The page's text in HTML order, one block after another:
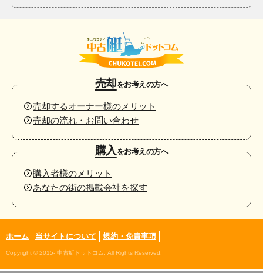
売却をお考えの方へ
売却するオーナー様のメリット
売却の流れ・お問い合わせ
購入 をお考えの方へ
購入者様のメリット
あなたの街の掲載会社を探す
ホーム 当サイトについて 規約・免責事項
Copyright © 2015- 中古艇ドットコム. All Rights Reserved.